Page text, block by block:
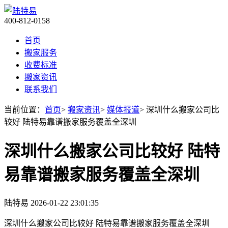
400-812-0158
首页
搬家服务
收费标准
搬家资讯
联系我们
当前位置： 首页> 搬家资讯> 媒体报道> 深圳什么搬家公司比
较好 陆特易靠谱搬家服务覆盖全深圳
深圳什么搬家公司比较好 陆特
易靠谱搬家服务覆盖全深圳
陆特易 2026-01-22 23:01:35
深圳什么搬家公司比较好 陆特易靠谱搬家服务覆盖全深圳